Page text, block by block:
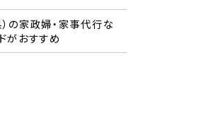
の家政婦・家事代行な
がおすすめ